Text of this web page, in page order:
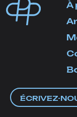
À
ÉCRIVEZ-